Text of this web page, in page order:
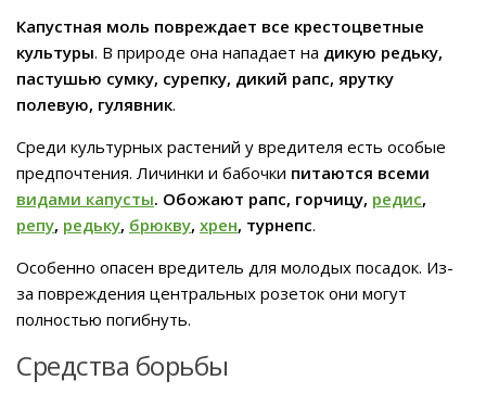
Капустная моль повреждает все крестоцветные
культуры. В природе она нападает на дикую редьку,
пастушью сумку, сурепку, дикий рапс, ярутку
полевую, гулявник.
Среди культурных растений у вредителя есть особые
предпочтения. Личинки и бабочки питаются всеми
видами капусты. Обожают рапс, горчицу, редис,
репу, редьку, брюкву, хрен, турнепс.
Особенно опасен вредитель для молодых посадок. Из-
за повреждения центральных розеток они могут
полностью погибнуть.
Средства борьбы